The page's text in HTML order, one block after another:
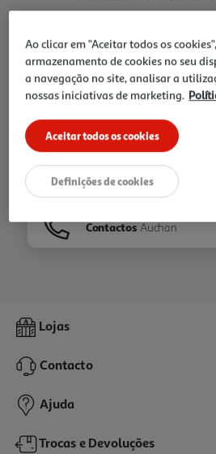
Ir para Homepage
Folhetos
Contactos Auchan
Lojas
Contacto
Ajuda
Trocas e Devoluções
Ao clicar em "Aceitar todos os
armazenamento de cookies no seu
a navegação no site, analisar a
nossas iniciativas de marketing.
Aceitar todos os cookies
Definições de cookies